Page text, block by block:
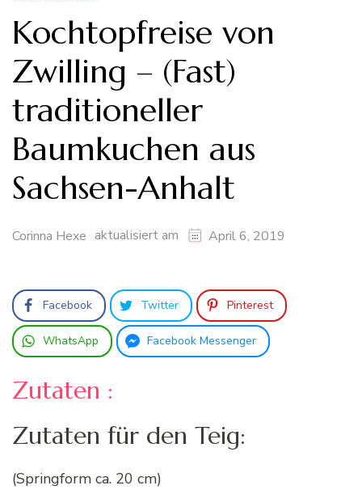
Kochtopfreise von
Zwilling – (Fast)
traditioneller
Baumkuchen aus
Sachsen-Anhalt
Corinna Hexe aktualisiert am April 6, 2019
Facebook Twitter Pinterest
WhatsApp Facebook Messenger
Zutaten :
Zutaten für den Teig:
(Springform ca. 20 cm)